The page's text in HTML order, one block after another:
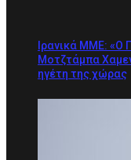
Ιρανικά ΜΜΕ: «Ο
Μοτζτάμπα
ηγέτη της χώρας